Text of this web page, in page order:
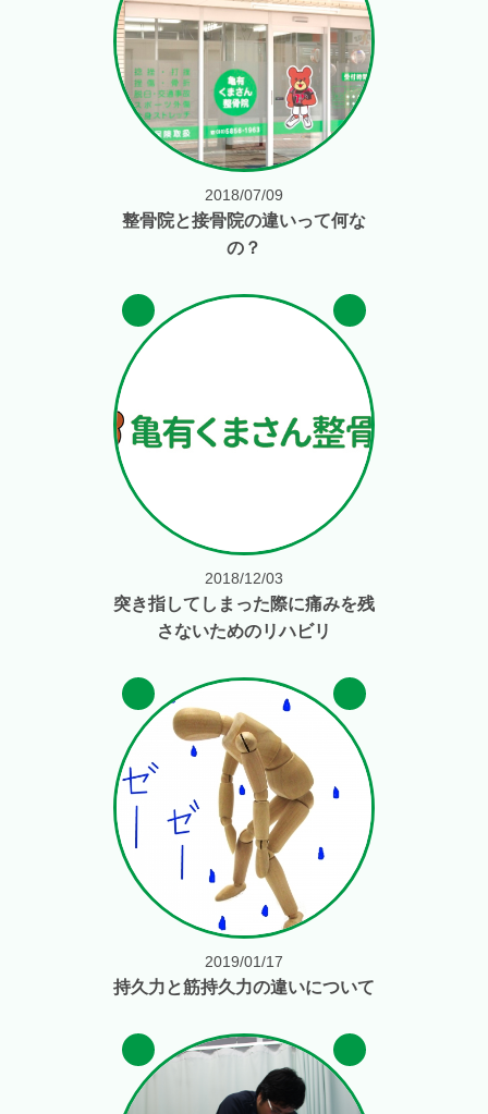
2018/07/09
整骨院と接骨院の違いって何な
の？
2018/12/03
突き指してしまった際に痛みを残
さないためのリハビリ
2019/01/17
持久力と筋持久力の違いについて